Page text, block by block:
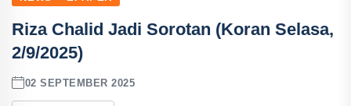
Riza Chalid Jadi Sorotan (Koran Selasa,
2/9/2025)
02 SEPTEMBER 2025